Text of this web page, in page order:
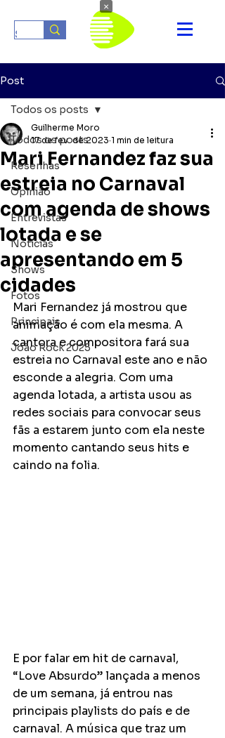
Post
Todos os posts
Resenhas
Opinião
Entrevistas
Notícias
Shows
Fotos
Principais
João Rock 2025
Todos os posts
Mari Fernandez faz sua
estreia no Carnaval
com agenda de shows
lotada e se
apresentando em 5
cidades
Guilherme Moro
17 de fev. de 2023 1 min de leitura
Mari Fernandez já mostrou que
animação é com ela mesma. A
cantora e compositora fará sua
estreia no Carnaval este ano e não
esconde a alegria. Com uma
agenda lotada, a artista usou as
redes sociais para convocar seus
fãs a estarem junto com ela neste
momento cantando seus hits e
caindo na folia.
E por falar em hit de carnaval,
“Love Absurdo” lançada a menos
de um semana, já entrou nas
principais playlists do país e de
carnaval. A música que traz um
×